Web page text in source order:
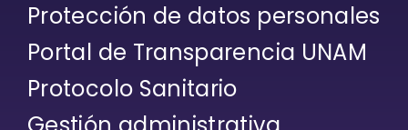
Protección de datos personales
Portal de Transparencia UNAM
Protocolo Sanitario